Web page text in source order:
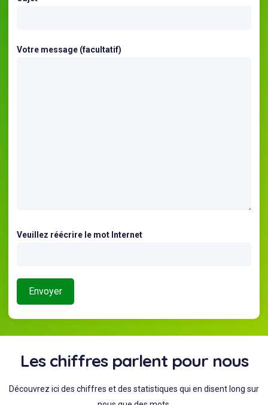
Votre message (facultatif)
Veuillez réécrire le mot Internet
Les chiffres parlent pour nous
Découvrez ici des chiffres et des statistiques qui en disent long sur